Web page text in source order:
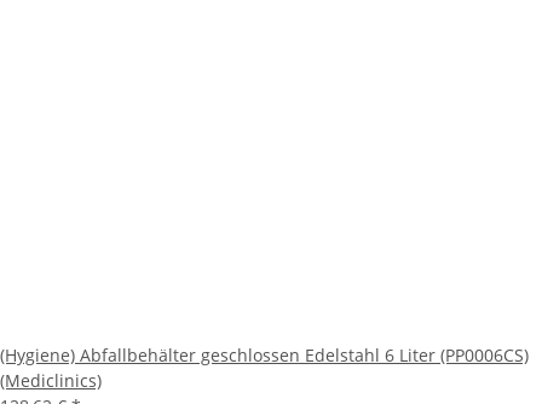
(Hygiene) Abfallbehälter geschlossen Edelstahl 6 Liter (PP0006CS)
(Mediclinics)